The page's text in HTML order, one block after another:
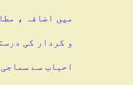
میں اضافہ ،
و کردار کی
احباب سے